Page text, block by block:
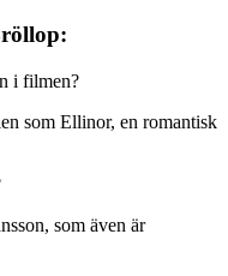
i filmen?
som Ellinor, en romantisk
som även är